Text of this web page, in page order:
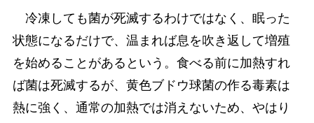
冷凍しても菌が死滅するわけではなく、眠った
状態になるだけで、温まれば息を吹き返して増殖
を始めることがあるという。食べる前に加熱すれ
ば菌は死滅するが、黄色ブドウ球菌の作る毒素は
熱に強く、通常の加熱では消えないため、やはり